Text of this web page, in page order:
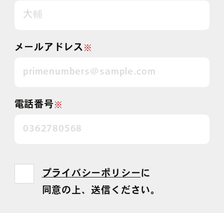
※
メールアドレス
※
電話番号
プライバシーポリシー に
同意の上、送信ください。